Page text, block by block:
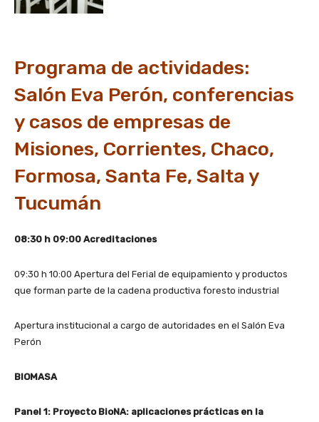
Programa de actividades:
Salón Eva Perón, conferencias
y casos de empresas de
Misiones, Corrientes, Chaco,
Formosa, Santa Fe, Salta y
Tucumán
08:30 h 09:00 Acreditaciones
09:30 h 10:00 Apertura del Ferial de equipamiento y productos
que forman parte de la cadena productiva foresto industrial
Apertura institucional a cargo de autoridades en el Salón Eva
Perón
BIOMASA
Panel 1: Proyecto BioNA: aplicaciones prácticas en la